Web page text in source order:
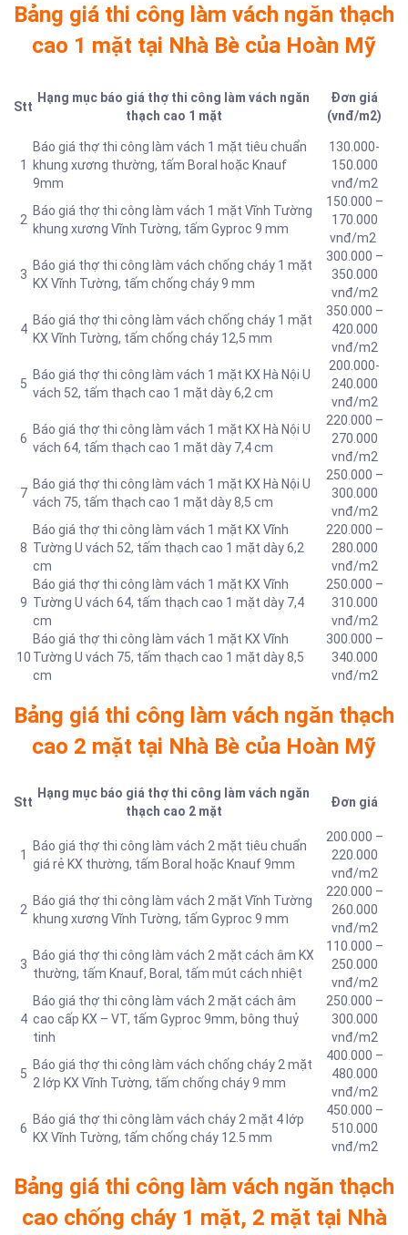
Bảng giá thi công làm vách ngăn thạch
cao 1 mặt tại Nhà Bè của Hoàn Mỹ
Stt
Hạng mục báo giá thợ thi công làm vách ngăn
thạch cao 1 mặt
Đơn giá
(vnđ/m2)
1
Báo giá thợ thi công làm vách 1 mặt tiêu chuẩn
khung xương thường, tấm Boral hoặc Knauf
9mm
130.000-
150.000
vnđ/m2
2
Báo giá thợ thi công làm vách 1 mặt Vĩnh Tường
khung xương Vĩnh Tường, tấm Gyproc 9 mm
150.000 –
170.000
vnđ/m2
3
Báo giá thợ thi công làm vách chống cháy 1 mặt
KX Vĩnh Tường, tấm chống cháy 9 mm
300.000 –
350.000
vnđ/m2
4
Báo giá thợ thi công làm vách chống cháy 1 mặt
KX Vĩnh Tường, tấm chống cháy 12,5 mm
350.000 –
420.000
vnđ/m2
5
Báo giá thợ thi công làm vách 1 mặt KX Hà Nội U
vách 52, tấm thạch cao 1 mặt dày 6,2 cm
200.000-
240.000
vnđ/m2
6
Báo giá thợ thi công làm vách 1 mặt KX Hà Nội U
vách 64, tấm thạch cao 1 mặt dày 7,4 cm
220.000 –
270.000
vnđ/m2
7
Báo giá thợ thi công làm vách 1 mặt KX Hà Nội U
vách 75, tấm thạch cao 1 mặt dày 8,5 cm
250.000 –
300.000
vnđ/m2
8
Báo giá thợ thi công làm vách 1 mặt KX Vĩnh
Tường U vách 52, tấm thạch cao 1 mặt dày 6,2
cm
220.000 –
280.000
vnđ/m2
9
Báo giá thợ thi công làm vách 1 mặt KX Vĩnh
Tường U vách 64, tấm thạch cao 1 mặt dày 7,4
cm
250.000 –
310.000
vnđ/m2
10
Báo giá thợ thi công làm vách 1 mặt KX Vĩnh
Tường U vách 75, tấm thạch cao 1 mặt dày 8,5
cm
300.000 –
340.000
vnđ/m2
Bảng giá thi công làm vách ngăn thạch
cao 2 mặt tại Nhà Bè của Hoàn Mỹ
Stt
Hạng mục báo giá thợ thi công làm vách ngăn
thạch cao 2 mặt
Đơn giá
1
Báo giá thợ thi công làm vách 2 mặt tiêu chuẩn
giá rẻ KX thường, tấm Boral hoặc Knauf 9mm
200.000 –
220.000
vnđ/m2
2
Báo giá thợ thi công làm vách 2 mặt Vĩnh Tường
khung xương Vĩnh Tường, tấm Gyproc 9 mm
220.000 –
260.000
vnđ/m2
3
Báo giá thợ thi công làm vách 2 mặt cách âm KX
thường, tấm Knauf, Boral, tấm mút cách nhiệt
110.000 –
250.000
vnđ/m2
4
Báo giá thợ thi công làm vách 2 mặt cách âm
cao cấp KX – VT, tấm Gyproc 9mm, bông thuỷ
tinh
250.000 –
300.000
vnđ/m2
5
Báo giá thợ thi công làm vách chống cháy 2 mặt
2 lớp KX Vĩnh Tường, tấm chống cháy 9 mm
400.000 –
480.000
vnđ/m2
6
Báo giá thợ thi công làm vách cháy 2 mặt 4 lớp
KX Vĩnh Tường, tấm chống cháy 12.5 mm
450.000 –
510.000
vnđ/m2
Bảng giá thi công làm vách ngăn thạch
cao chống cháy 1 mặt, 2 mặt tại Nhà